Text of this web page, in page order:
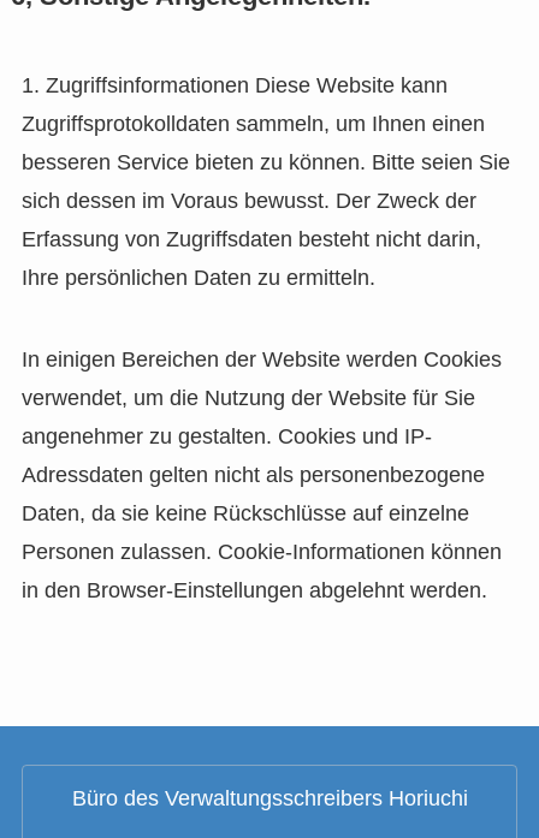
1. Zugriffsinformationen Diese Website kann
Zugriffsprotokolldaten sammeln, um Ihnen einen
besseren Service bieten zu können. Bitte seien Sie
sich dessen im Voraus bewusst. Der Zweck der
Erfassung von Zugriffsdaten besteht nicht darin,
Ihre persönlichen Daten zu ermitteln.
In einigen Bereichen der Website werden Cookies
verwendet, um die Nutzung der Website für Sie
angenehmer zu gestalten. Cookies und IP-
Adressdaten gelten nicht als personenbezogene
Daten, da sie keine Rückschlüsse auf einzelne
Personen zulassen. Cookie-Informationen können
in den Browser-Einstellungen abgelehnt werden.
Büro des Verwaltungsschreibers Horiuchi